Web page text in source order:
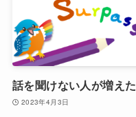
話を聞けない人が増えた
2023年4月3日